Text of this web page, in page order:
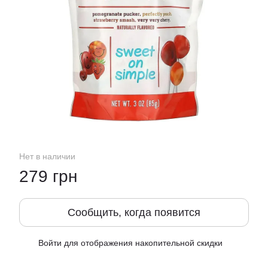
Нет в наличии
279 грн
Сообщить, когда появится
Войти для отображения накопительной скидки